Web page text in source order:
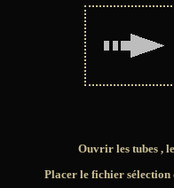
Ouvrir les tubes ,
Placer le fichier sélection